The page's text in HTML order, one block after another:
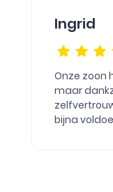
Ingrid
Onze zoon
maar
bijna